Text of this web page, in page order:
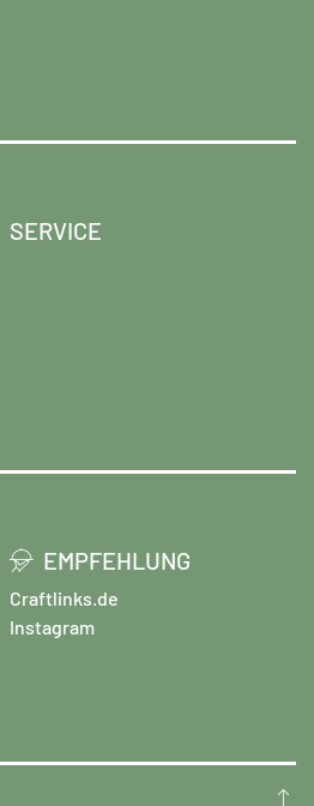
SERVICE
EMPFEHLUNG
Craftlinks.de
Instagram